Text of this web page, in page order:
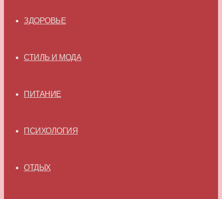
ЗДОРОВЬЕ
СТИЛЬ И МОДА
ПИТАНИЕ
ПСИХОЛОГИЯ
ОТДЫХ